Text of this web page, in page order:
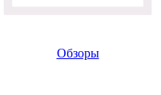
Обзоры